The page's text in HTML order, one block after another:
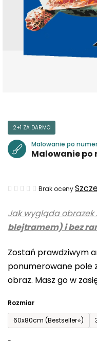
Jak wygląda obrazek
blejtramem) i bez
Zostań prawdziwym
ponumerowane pole
obraz. Masz go w
Rozmiar
60x80cm (Bestseller⭐)
2+1 ZA DARMO
Malowanie po
Malowanie po
Średnia
produktu
wynosi
na
5
gwiazdek.
Brak oceny